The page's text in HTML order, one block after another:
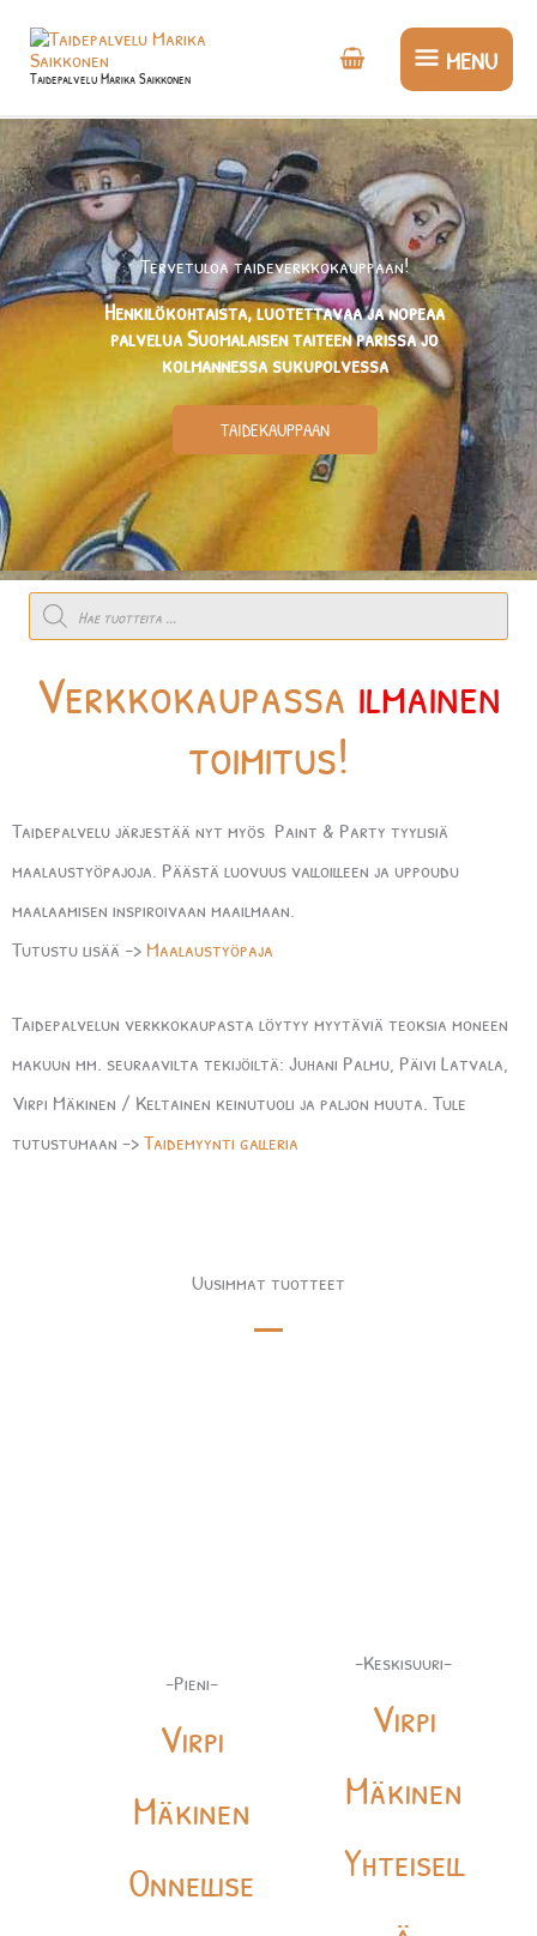
sisältöön
Taidepalvelu Marika Saikkonen
MENU
MENU
Tervetuloa taideverkkokauppaan!
Henkilökohtaista, luotettavaa ja nopeaa
palvelua Suomalaisen taiteen parissa jo
kolmannessa sukupolvessa
TAIDEKAUPPAAN
Products
search
Verkkokaupassa ilmainen
toimitus!
Taidepalvelu järjestää nyt myös Paint & Party tyylisiä
maalaustyöpajoja. Päästä luovuus valloilleen ja uppoudu
maalaamisen inspiroivaan maailmaan.
Tutustu lisää -> Maalaustyöpaja
Taidepalvelun verkkokaupasta löytyy myytäviä teoksia moneen
makuun mm. seuraavilta tekijöiltä: Juhani Palmu, Päivi Latvala,
Virpi Mäkinen / Keltainen keinutuoli ja paljon muuta. Tule
tutustumaan ->Taidemyynti galleria
Uusimmat tuotteet
-Pieni-
Virpi
Mäkinen
Onnellise
-Keskisuuri-
Virpi
Mäkinen
Yhteisell